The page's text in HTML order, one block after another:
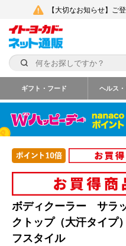
【大切なお知らせ】ご
ギフト・フード ヘルス
ボディクーラー サラ
クトップ（大汗タイプ
フスタイル